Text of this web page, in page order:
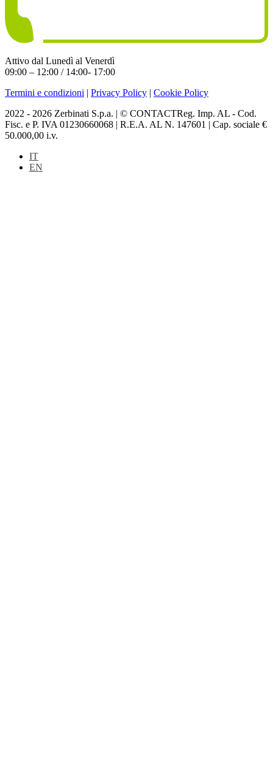
Attivo dal Lunedì al Venerdì
09:00 – 12:00 / 14:00- 17:00
Termini e condizioni | Privacy Policy | Cookie Policy
2022 - 2026 Zerbinati S.p.a. | © CONTACTReg. Imp. AL - Cod.
Fisc. e P. IVA 01230660068 | R.E.A. AL N. 147601 | Cap. sociale €
50.000,00 i.v.
IT
EN